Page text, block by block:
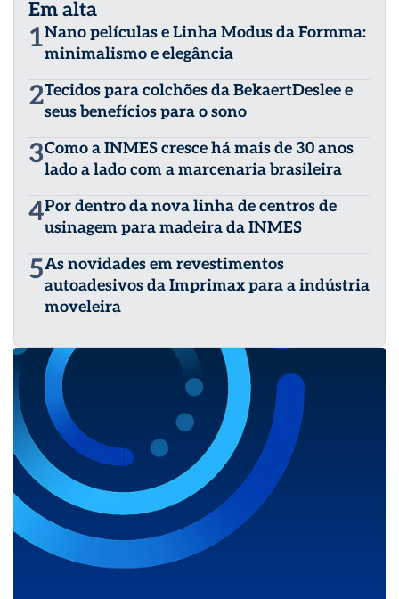
Em alta
1Nano películas e Linha Modus da Formma:
minimalismo e elegância
2Tecidos para colchões da BekaertDeslee e
seus benefícios para o sono
3Como a INMES cresce há mais de 30 anos
lado a lado com a marcenaria brasileira
4Por dentro da nova linha de centros de
usinagem para madeira da INMES
5As novidades em revestimentos
autoadesivos da Imprimax para a indústria
moveleira